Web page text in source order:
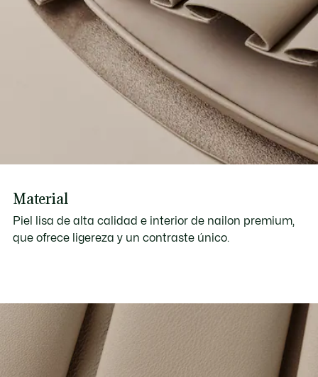
Material
Piel lisa de alta calidad e interior de nailon premium,
que ofrece ligereza y un contraste único.